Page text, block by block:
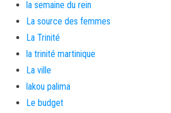
la semaine du rein
La source des femmes
La Trinité
la trinité martinique
La ville
lakou palima
Le budget